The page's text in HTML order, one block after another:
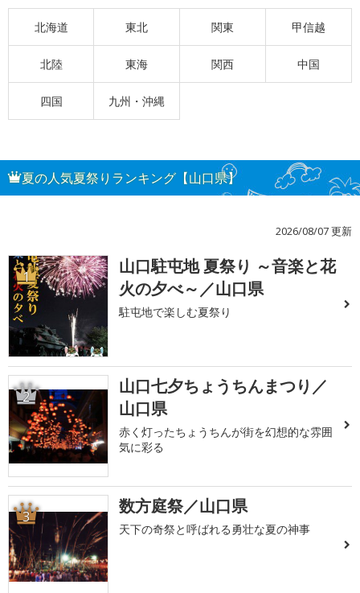
北海道 東北 関東 甲信越
北陸 東海 関西 中国
四国 九州・沖縄
夏の人気夏祭りランキング【山口県】
2026/08/07 更新
1
山口駐屯地 夏祭り ～音楽と花
火の夕べ～／山口県
駐屯地で楽しむ夏祭り
2
山口七夕ちょうちんまつり／
山口県
赤く灯ったちょうちんが街を幻想的な雰囲
気に彩る
3 数方庭祭／山口県
天下の奇祭と呼ばれる勇壮な夏の神事